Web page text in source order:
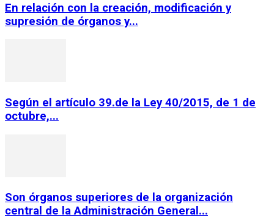
En relación con la creación, modificación y
supresión de órganos y...
Según el artículo 39.de la Ley 40/2015, de 1 de
octubre,...
Son órganos superiores de la organización
central de la Administración General...